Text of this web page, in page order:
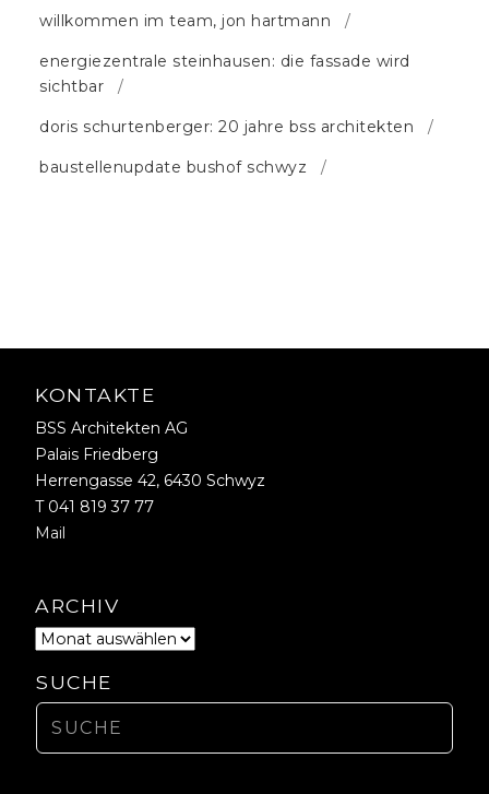
willkommen im team, jon hartmann
energiezentrale steinhausen: die fassade wird
sichtbar
doris schurtenberger: 20 jahre bss architekten
baustellenupdate bushof schwyz
KONTAKTE
BSS Architekten AG
Palais Friedberg
Herrengasse 42, 6430 Schwyz
T 041 819 37 77
Mail
ARCHIV
SUCHE